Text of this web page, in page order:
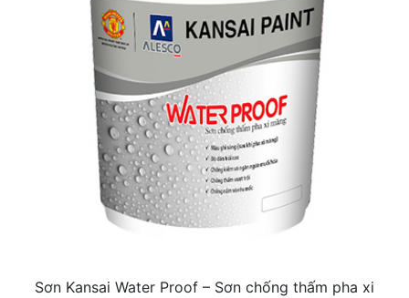
Sơn Kansai Water Proof – Sơn chống thấm pha xi